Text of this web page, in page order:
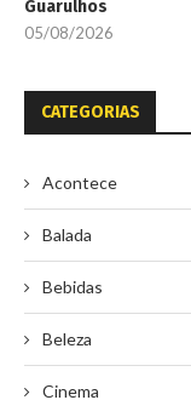
Guarulhos
05/08/2026
CATEGORIAS
Acontece
Balada
Bebidas
Beleza
Cinema